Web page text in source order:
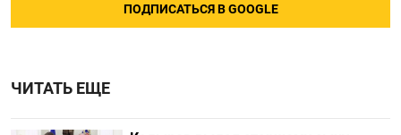
ПОДПИСАТЬСЯ В GOOGLE
ЧИТАТЬ ЕЩЕ